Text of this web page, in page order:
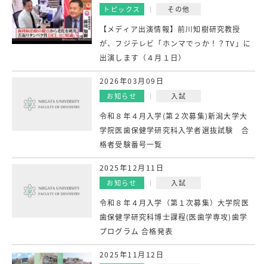
トピックス その他
【メディア出演情報】前川知樹研究教授
が、フジテレビ「ホンマでっか！？TV」に
出演します（４月１日）
2026年03月09日
お知らせ 入試
令和８年４月入学(第２次募集)新潟大学大
学院医歯保健学研究科入学者選抜試験 合
格者受験番号一覧
2025年12月11日
お知らせ 入試
令和８年４月入学（第１次募集）大学院医
歯保健学研究科博士課程(医歯学専攻)歯学
プログラム 合格発表
2025年11月12日